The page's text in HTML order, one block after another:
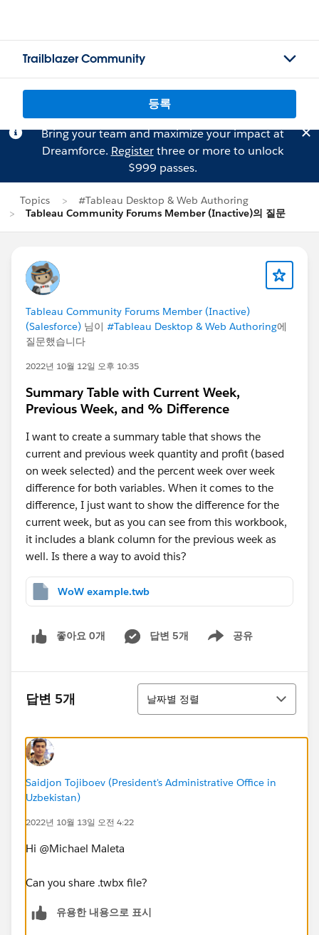
Trailblazer Community
등록
Bring your team and maximize your impact at
Dreamforce. Registerthree or more to unlock
$999 passes.
Topics
#Tableau Desktop & Web Authoring
Tableau Community Forums Member (Inactive)의 질문
Tableau Community Forums Member (Inactive)
(Salesforce) 님이 #Tableau Desktop & Web Authoring에
질문했습니다
2022년 10월 12일 오후 10:35
Summary Table with Current Week,
Previous Week, and % Difference
I want to create a summary table that shows the
current and previous week quantity and profit (based
on week selected) and the percent week over week
difference for both variables. When it comes to the
difference, I just want to show the difference for the
current week, but as you can see from this workbook,
it includes a blank column for the previous week as
well. Is there a way to avoid this?
WoW example.twb
좋아요 0개 답변 5개 공유
Show menu
답변 5개
정렬
날짜별 정렬
Saidjon Tojiboev (President's Administrative Office in
Uzbekistan)
2022년 10월 13일 오전 4:22
Hi @Michael Maleta​
Can you share .twbx file?
유용한 내용으로 표시